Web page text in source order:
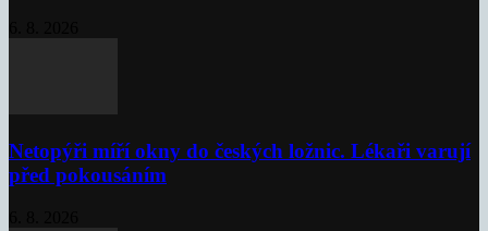
Netopýři míří okny do českých ložnic. Lékaři varují
před pokousáním